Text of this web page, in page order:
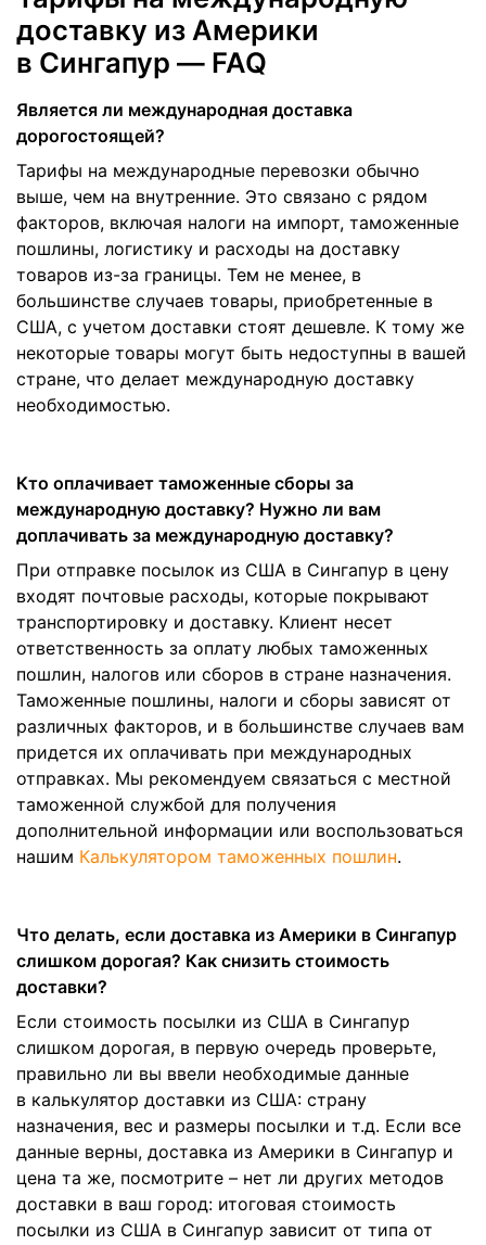
доставку из Америки
в Сингапур — FAQ
Является ли международная доставка
дорогостоящей?
Тарифы на международные перевозки обычно
выше, чем на внутренние. Это связано с рядом
факторов, включая налоги на импорт, таможенные
пошлины, логистику и расходы на доставку
товаров из-за границы. Тем не менее, в
большинстве случаев товары, приобретенные в
США, с учетом доставки стоят дешевле. К тому же
некоторые товары могут быть недоступны в вашей
стране, что делает международную доставку
необходимостью.
Кто оплачивает таможенные сборы за
международную доставку? Нужно ли вам
доплачивать за международную доставку?
При отправке посылок из США в Сингапур в цену
входят почтовые расходы, которые покрывают
транспортировку и доставку. Клиент несет
ответственность за оплату любых таможенных
пошлин, налогов или сборов в стране назначения.
Таможенные пошлины, налоги и сборы зависят от
различных факторов, и в большинстве случаев вам
придется их оплачивать при международных
отправках. Мы рекомендуем связаться с местной
таможенной службой для получения
дополнительной информации или воспользоваться
нашим Калькулятором таможенных пошлин.
Что делать, если доставка из Америки в Сингапур
слишком дорогая? Как снизить стоимость
доставки?
Если стоимость посылки из США в Сингапур
слишком дорогая, в первую очередь проверьте,
правильно ли вы ввели необходимые данные
в калькулятор доставки из США: страну
назначения, вес и размеры посылки и т.д. Если все
данные верны, доставка из Америки в Сингапур и
цена та же, посмотрите – нет ли других методов
доставки в ваш город: итоговая стоимость
посылки из США в Сингапур зависит от типа от